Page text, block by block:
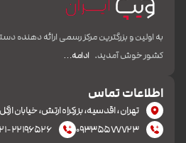
به اولین و بزرگترین مرکز رسمی ارائه دهنده
کشور خوش آمدید. ادامه…
اطلاعات تماس
تهران، اقدسیه، بزرکراه ارتش، خیابان ازگل
۰۹۳۳۵۵۷۷۷۲۳
۰۲۱-